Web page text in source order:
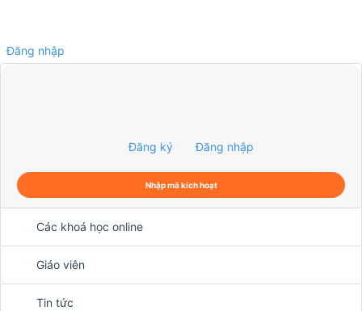
Đăng nhập
Đăng ký Đăng nhập
Nhập mã kích hoạt
Các khoá học online
Giáo viên
Tin tức